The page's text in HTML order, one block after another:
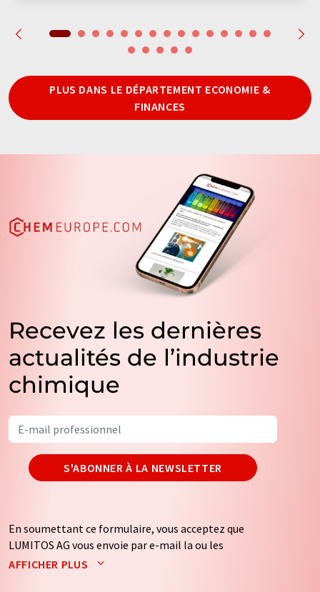
PLUS DANS LE DÉPARTEMENT ECONOMIE &
FINANCES
Recevez les dernières
actualités de l’industrie
chimique
S'ABONNER À LA NEWSLETTER
En soumettant ce formulaire, vous acceptez que
LUMITOS AG vous envoie par e-mail la ou les
newsletters sélectionnées ci-dessus. Vos données ne
AFFICHER PLUS